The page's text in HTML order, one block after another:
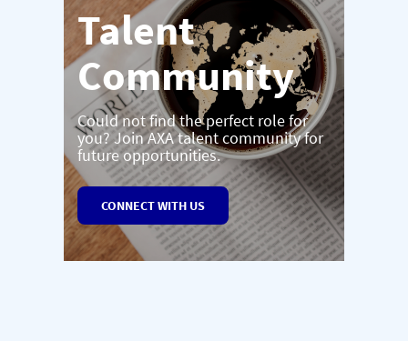
Talent
Community
Could not find the perfect role for
you? Join AXA talent community for
future opportunities.
CONNECT WITH US